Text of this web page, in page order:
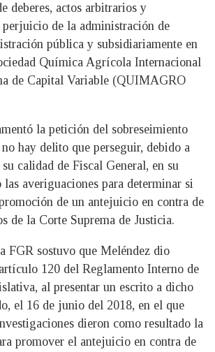
deberes, actos arbitrarios y
perjuicio de la administración de
pública y subsidiariamente en
Química Agrícola Internacional
de Capital Variable (QUIMAGRO
la petición del sobreseimiento
hay delito que perseguir, debido a
calidad de Fiscal General, en su
las averiguaciones para determinar si
de un antejuicio en contra de
de la Corte Suprema de Justicia.
FGR sostuvo que Meléndez dio
120 del Reglamento Interno de
al presentar un escrito a dicho
el 16 de junio del 2018, en el que
dieron como resultado la
promover el antejuicio en contra de